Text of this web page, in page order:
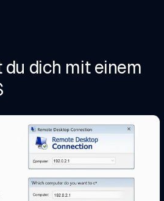
dich mit einem